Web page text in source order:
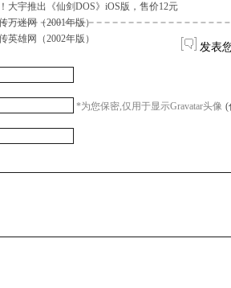
大宇推出《仙剑DOS》iOS版，售价12元
万迷网（2001年版）
英雄网（2002年版）
发表
*为您保密,仅用于显示Gravatar头像 (